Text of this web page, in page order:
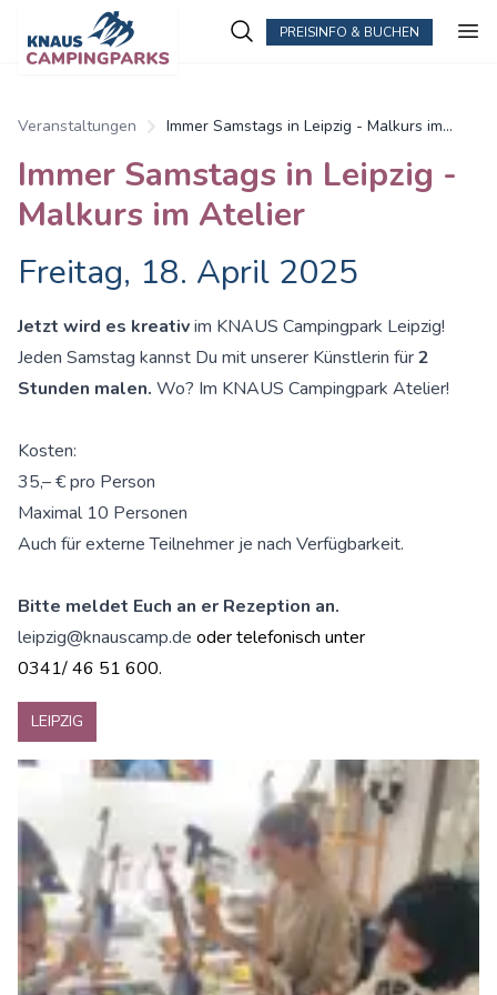
PREISINFO & BUCHEN
Veranstaltungen
Immer Samstags in Leipzig - Malkurs im
Immer Samstags in Leipzig -
Malkurs im Atelier
Freitag, 18. April 2025
Jetzt wird es kreativim KNAUS Campingpark Leipzig!
Jeden Samstag kannst Du mit unserer Künstlerin für2
Stunden malen. Wo? Im KNAUS Campingpark Atelier!
Kosten:
35,– € pro Person
Maximal 10 Personen
Auch für externe Teilnehmer je nach Verfügbarkeit.
Bitte meldet Euch an er Rezeption an.
leipzig@knauscamp.de oder telefonisch unter
0341/ 46 51 600.
LEIPZIG